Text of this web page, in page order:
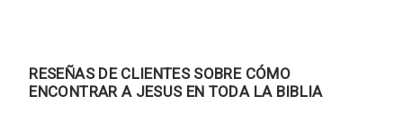
RESEÑAS DE CLIENTES SOBRE CÓMO
ENCONTRAR A JESUS EN TODA LA BIBLIA